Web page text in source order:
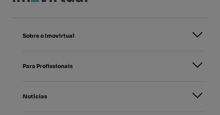
Sobre o Imovirtual
Para Profissionais
Notícias